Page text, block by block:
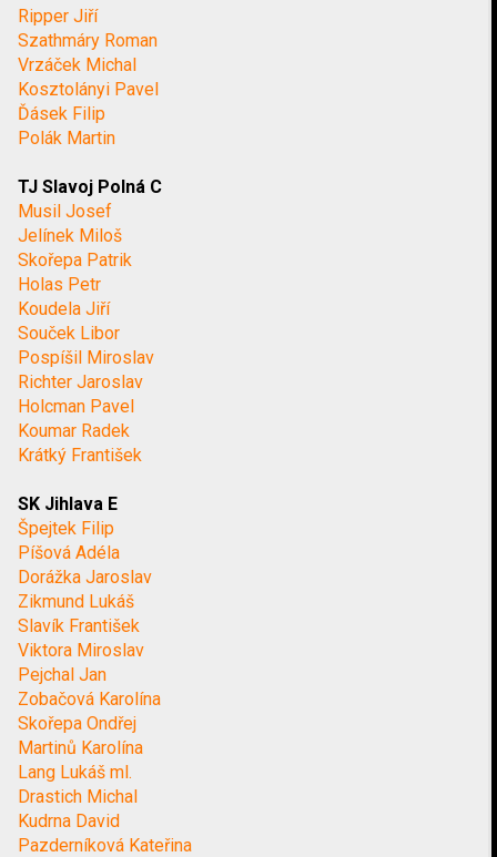
Ripper Jiří
Szathmáry Roman
Vrzáček Michal
Kosztolányi Pavel
Ďásek Filip
Polák Martin
TJ Slavoj Polná C
Musil Josef
Jelínek Miloš
Skořepa Patrik
Holas Petr
Koudela Jiří
Souček Libor
Pospíšil Miroslav
Richter Jaroslav
Holcman Pavel
Koumar Radek
Krátký František
SK Jihlava E
Špejtek Filip
Píšová Adéla
Dorážka Jaroslav
Zikmund Lukáš
Slavík František
Viktora Miroslav
Pejchal Jan
Zobačová Karolína
Skořepa Ondřej
Martinů Karolína
Lang Lukáš ml.
Drastich Michal
Kudrna David
Pazderníková Kateřina